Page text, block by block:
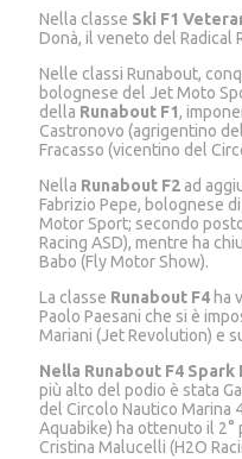
Nella classe Ski F1
Donà, il veneto del Radical
Nelle classi Runabout,
bolognese del Jet Moto
della Runabout F1,
Castronovo (agrigentino
Fracasso (vicentino del
Nella Runabout F2ad
Fabrizio Pepe, bolognese
Motor Sport; secondo
Racing ASD), mentre ha
Babo (Fly Motor Show).
La classe Runabout F4ha
Paolo Paesani che si è
Mariani (Jet Revolution) e
Nella Runabout F4 Spark
più alto del podio è stata
del Circolo Nautico Marina
Aquabike) ha ottenuto il
Cristina Malucelli (H2O